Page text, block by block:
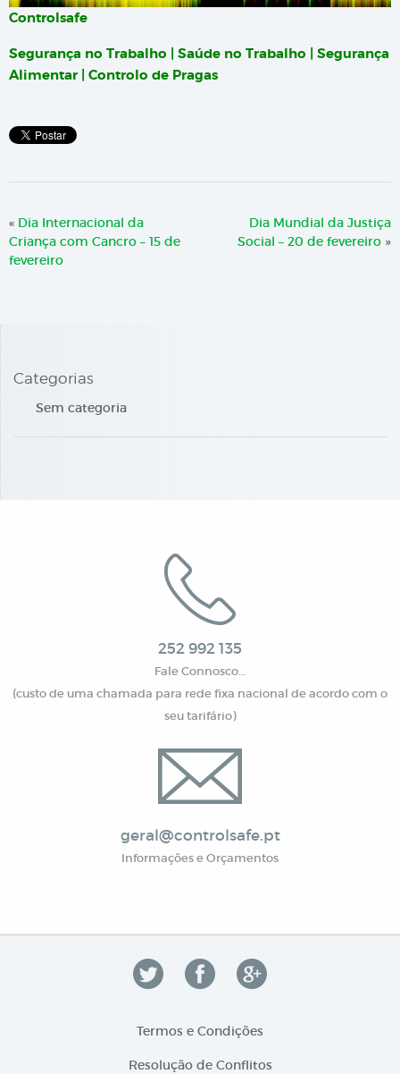
Controlsafe
Segurança no Trabalho | Saúde no Trabalho | Segurança
Alimentar | Controlo de Pragas
« Dia Internacional da
Criança com Cancro – 15 de
fevereiro
Dia Mundial da Justiça
Social – 20 de fevereiro »
Categorias
Sem categoria
252 992 135
Fale Connosco…
(custo de uma chamada para rede fixa nacional de acordo com o
seu tarifário)
geral@controlsafe.pt
Informações e Orçamentos
Termos e Condições
Resolução de Conflitos